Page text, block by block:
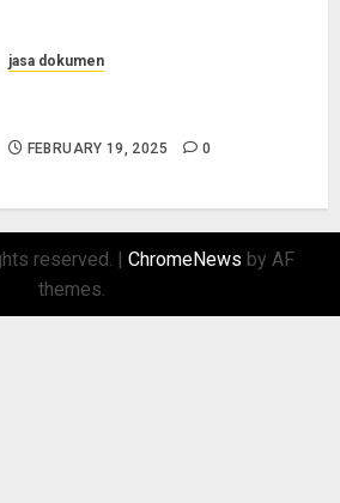
jasa dokumen
FEBRUARY 19, 2025 0
reserved. | ChromeNews by AF
themes.